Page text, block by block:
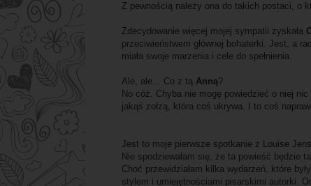
Z pewnością należy ona do takich postaci, o
Zdecydowanie więcej mojej sympatii zyskała
przeciwieństwem głównej bohaterki. Jest, a
miała swoje marzenia i cele do spełnienia.
Ale, ale... Co z tą Anną?
No cóż. Chyba nie mogę powiedzieć o niej
jakąś zołzą, która coś ukrywa. I to coś
Jest to moje pierwsze spotkanie z Louise
Nie spodziewałam się, że ta powieść będzie
Choć przewidziałam kilka wydarzeń, które
stylem i umiejętnościami pisarskimi autorki.